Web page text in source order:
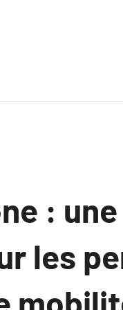
: une
les